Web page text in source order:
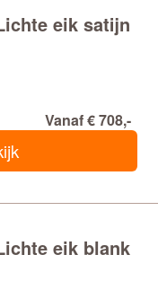
eik satijn
Vanaf € 708,-
eik blank